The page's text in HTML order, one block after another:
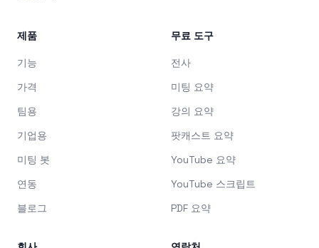
제품
기능
가격
팀용
기업용
미팅 봇
연동
블로그
무료 도구
전사
미팅 요약
강의 요약
팟캐스트 요약
YouTube 요약
YouTube 스크립트
PDF 요약